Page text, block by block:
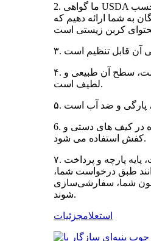
2. ما گواهی USDA داریم و می‌توانیم برچسب
به شما ارائه دهیم که
۴. با حس نرم و لطیف دست، سطح آن طبیعی و
لطیف است.
6. این به طور گسترده در کیف های دستی و
کفش استفاده می شود.
۷. ضخامت، رنگ، بافت، پایه پارچه و پرداخت
طبق درخواست شما،
شما، سفارشی‌سازی
شوند.
استعلامجزئیات